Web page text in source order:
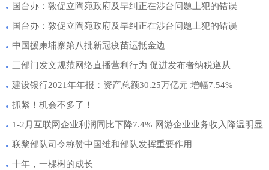
国台办：敦促立陶宛政府及早纠正在涉台问题上犯的错误
国台办：敦促立陶宛政府及早纠正在涉台问题上犯的错误
中国援柬埔寨第八批新冠疫苗运抵金边
三部门发文规范网络直播营利行为 促进发布者纳税遵从
建设银行2021年年报：资产总额30.25万亿元 增幅7.54%
抓紧！机会不多了！
1-2月互联网企业利润同比下降7.4% 网游企业业务收入降温明显
联黎部队司令称赞中国维和部队发挥重要作用
十年，一棵树的成长